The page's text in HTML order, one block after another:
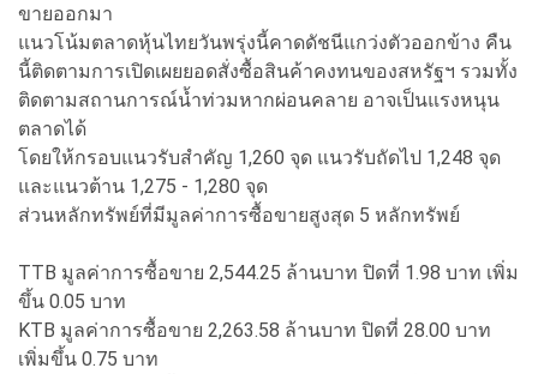
ขายออกมา
แนวโน้มตลาดหุ้นไทยวันพรุ่งนี้คาดดัชนีแกว่งตัวออกข้าง คืน
นี้ติดตามการเปิดเผยยอดสั่งซื้อสินค้าคงทนของสหรัฐฯ รวมทั้ง
ติดตามสถานการณ์น้ำท่วมหากผ่อนคลาย อาจเป็นแรงหนุน
ตลาดได้
โดยให้กรอบแนวรับสำคัญ 1,260 จุด แนวรับถัดไป 1,248 จุด
และแนวต้าน 1,275 - 1,280 จุด
ส่วนหลักทรัพย์ที่มีมูลค่าการซื้อขายสูงสุด 5 หลักทรัพย์
TTB มูลค่าการซื้อขาย 2,544.25 ล้านบาท ปิดที่ 1.98 บาท เพิ่ม
ขึ้น 0.05 บาท
KTB มูลค่าการซื้อขาย 2,263.58 ล้านบาท ปิดที่ 28.00 บาท
เพิ่มขึ้น 0.75 บาท